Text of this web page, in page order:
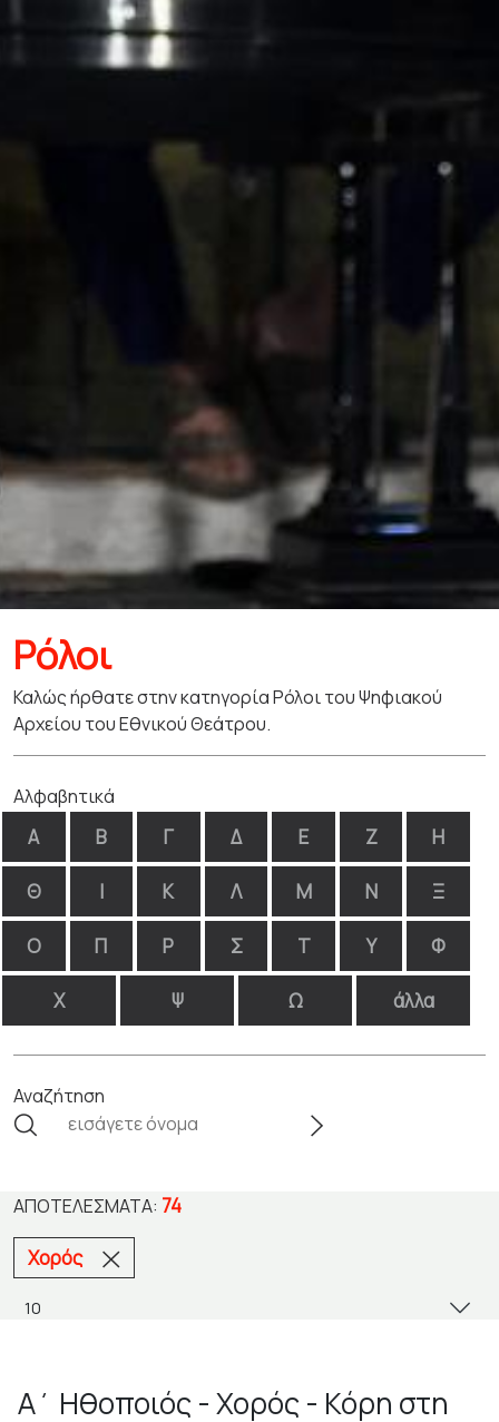
Ρόλοι
Καλώς ήρθατε στην κατηγορία Ρόλοι του Ψηφιακού
Αρχείου του Εθνικού Θεάτρου.
Αλφαβητικά
Α Β Γ Δ Ε Ζ Η
Θ Ι Κ Λ Μ Ν Ξ
Ο Π Ρ Σ Τ Υ Φ
Χ Ψ Ω άλλα
Αναζήτηση
ΑΠΟΤΕΛΈΣΜΑΤΑ: 74
Χορός
Α΄ Ηθοποιός - Χορός - Κόρη στη